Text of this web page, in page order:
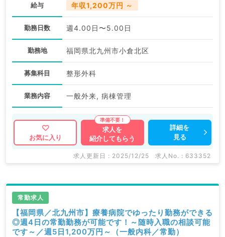
給与 年収1,200万円 ～
勤務日数 週4.00日〜5.00日
勤務地 福岡県北九州市小倉北区
募集科目 整形外科
業務内容 一般外来, 病棟管理
お気に入り
求人を
紹介してもらう
詳細を
見る
求人更新日 : 2025/12/25 求人No. : 633352
常勤求人
【福岡県／北九州市】療養病院でゆったり勤務ができる
◎週4日の常勤勤務が可能です！～随時入職の相談可能
です～／週5日1,200万円～（一般内科／常勤）